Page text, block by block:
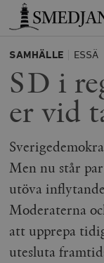
Timbro
SAMHÄLLE ESSÄ
SD i
er vid
Men nu står
utöva
Moderaterna
att upprepa
utesluta